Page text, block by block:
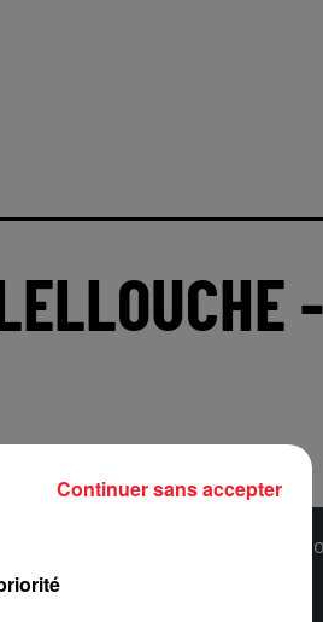
souhaitez l'afficher, merci de
Continuer sans accepter